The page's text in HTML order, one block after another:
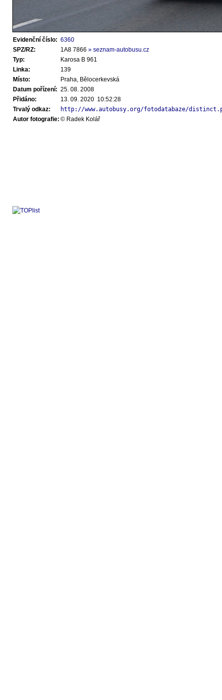
Evidenční číslo: 6360
SPZ/RZ:
1A8 7866 » seznam-autobusu.cz
Typ:
Karosa B 961
Linka:
139
Místo:
Praha, Bělocerkevská
Datum pořízení: 25. 08. 2008
Přidáno:
13. 09. 2020 10:52:28
Trvalý odkaz:
http://www.autobusy.org/fotodatabaze/
Autor fotografie: © Radek Kolář